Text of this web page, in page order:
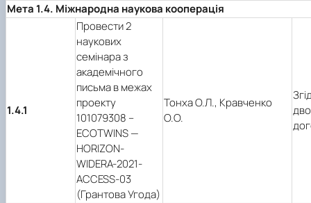
Мета 1.4. Міжнародна наукова кооперація
1.4.1
Провести 2
наукових
семінара з
академічного
письма в межах
проекту
101079308 –
ECOTWINS —
HORIZON-
WIDERA-2021-
ACCESS-03
(Грантова Угода)
Тонха О.Л., Кравченко
О.О.